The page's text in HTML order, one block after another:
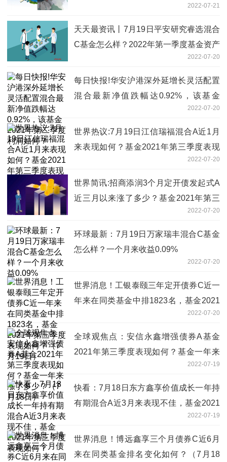
2022-07-21
天天最资讯丨7月19日平安研究睿选混合
C基金怎么样？2022年第一季度基金资产
2022-07-20
每日快报!华安沪港深外延增长灵活配置
混合最新净值跌幅达0.92%，该基金
2022-07-20
世界热议:7月19日江信瑞福混合A近1月
来表现如何？基金2021年第三季度表现
2022-07-20
世界简讯:招商添润3个月定开债发起式A
近三月以来涨了多少？基金2021年第三
2022-07-20
环球最新：7月19日万家瑞丰混合C基金
怎么样？一个月来收益0.09%
2022-07-20
世界消息！工银泰颐三年定开债券C近一
年来在同类基金中排1823名，基金2021
年第三季度表现如何？（7月19日）2022-07-20
全球观焦点：安信永鑫增强债券A基金
2021年第三季度表现如何？基金一年来
2022-07-19
快看：7月18日东方鑫享价值成长一年持
有期混合A近3月来表现不佳，基金2021
2022-07-19
世界消息！博远鑫享三个月债券C近6月
来在同类基金排名变化如何？（7月18